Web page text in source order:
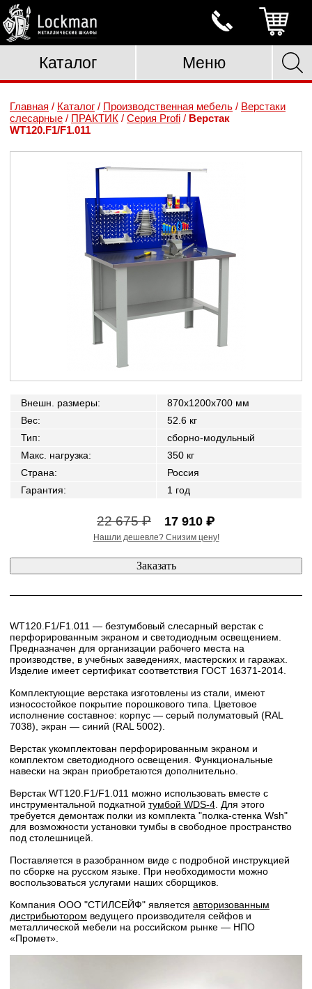
Каталог Меню
Главная / Каталог / Производственная мебель / Верстаки
слесарные / ПРАКТИК / Серия Profi / Верстак
WT120.F1/F1.011
Внешн. размеры:
870x1200x700 мм
Вес:
52.6 кг
Тип:
сборно-модульный
Макс. нагрузка:
350 кг
Страна:
Россия
Гарантия: 1 год
22 675 ₽ 17 910 ₽
Нашли дешевле? Снизим цену!
WT120.F1/F1.011 — безтумбовый слесарный верстак с
перфорированным экраном и светодиодным освещением.
Предназначен для организации рабочего места на
производстве, в учебных заведениях, мастерских и гаражах.
Изделие имеет сертификат соответствия ГОСТ 16371-2014.
Комплектующие верстака изготовлены из стали, имеют
износостойкое покрытие порошкового типа. Цветовое
исполнение составное: корпус — серый полуматовый (RAL
7038), экран — синий (RAL 5002).
Верстак укомплектован перфорированным экраном и
комплектом светодиодного освещения. Функциональные
навески на экран приобретаются дополнительно.
Верстак WT120.F1/F1.011 можно использовать вместе с
инструментальной подкатной тумбой WDS-4 . Для этого
требуется демонтаж полки из комплекта "полка-стенка Wsh"
для возможности установки тумбы в свободное пространство
под столешницей.
Поставляется в разобранном виде с подробной инструкцией
по сборке на русском языке. При необходимости можно
воспользоваться услугами наших сборщиков.
Компания ООО "СТИЛСЕЙФ" является авторизованным
дистрибьютором ведущего производителя сейфов и
металлической мебели на российском рынке — НПО
«Промет».